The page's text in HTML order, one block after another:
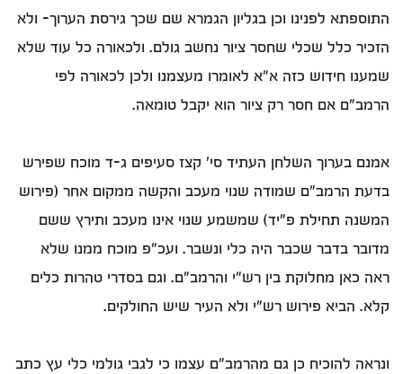
התוספתא לפנינו וכן בגליון הגמרא שם שכך גירסת הערוך- ולא
הזכיר כלל שכלי שחסר ציור נחשב גולם. ולכאורה כל עוד שלא
שמענו חידוש כזה א"א לאומרו מעצמנו ולכן לכאורה לפי
הרמב"ם אם חסר רק ציור הוא יקבל טומאה.
אמנם בערוך השלחן העתיד סי' קצז סעיפים ג-ד מוכח שפירש
בדעת הרמב"ם שמודה שנוי מעכב והקשה ממקום אחר (פירוש
המשנה תחילת פ"יד) שמשמע שנוי אינו מעכב ותירץ ששם
מדובר בדבר שכבר היה כלי ונשבר. ועכ"פ מוכח ממנו שלא
ראה כאן מחלוקת בין רש"י והרמב"ם. וגם בסדרי טהרות כלים
קלא. הביא פירוש רש"י ולא העיר שיש החולקים.
ונראה להוכיח כן גם מהרמב"ם עצמו כי לגבי גולמי כלי עץ כתב